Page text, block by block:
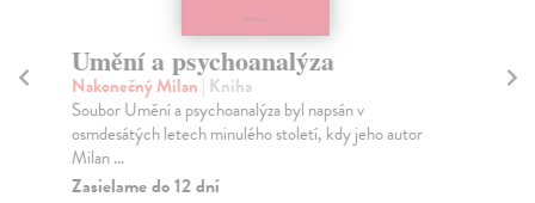
Umění a psychoanalýza
Nakonečný Milan | Kniha
Soubor Umění a psychoanalýza byl napsán v
osmdesátých letech minulého století, kdy jeho autor
Milan ...
Zasielame do 12 dní